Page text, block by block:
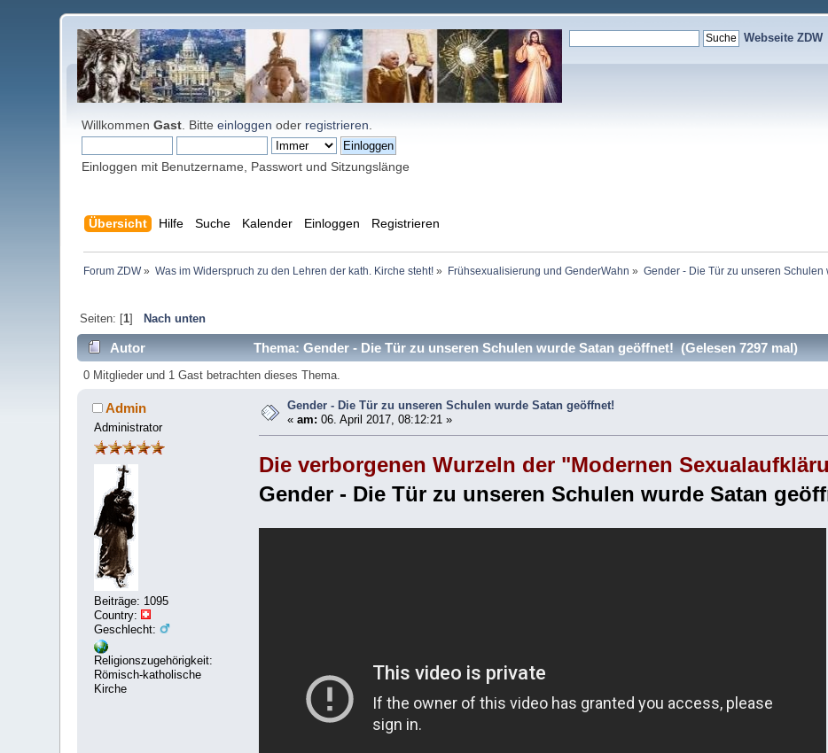
Webseite ZDW
WillkommenGast . Bitteeinloggen oder registrieren
Einloggen mit Benutzername, Passwort und Sitzungslänge
Übersicht Hilfe Suche Kalender Einloggen Registrieren
Forum ZDW» Was im Widerspruch zu den Lehren der kath. Kirche steht!» Frühsexualisierung und GenderWahn » Gender - Die Tür zu unseren Schulen
Seiten: [1] Nach unten
Autor Thema: Gender - Die Tür zu unseren Schulen wurde Satan geöffnet! (Gelesen 7297 mal)
0 Mitglieder und 1 Gast betrachten dieses Thema.
Admin
Administrator
Beiträge: 1095
Country:
Geschlecht:
Religionszugehörigkeit:
Römisch-katholische
Kirche
Gender - Die Tür zu unseren Schulen wurde Satan geöffnet!
«am: 06. April 2017, 08:12:21 »
Die verborgenen Wurzeln der "Modernen
Gender - Die Tür zu unseren Schulen wurde Satan